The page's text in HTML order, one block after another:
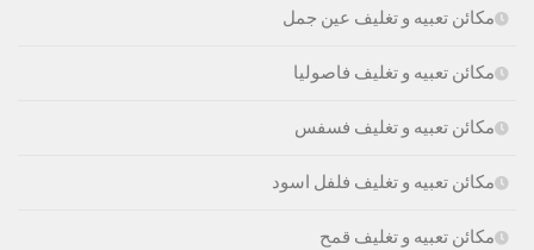
مكائن تعبيه و تغليف عين جمل
مكائن تعبيه و تغليف فاصوليا
مكائن تعبيه و تغليف فسفس
مكائن تعبيه و تغليف فلفل اسود
مكائن تعبيه و تغليف قمح